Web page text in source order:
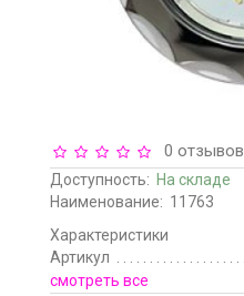
0 отзывов
Доступность: На складе
Наименование: 11763
Характеристики
Артикул
смотреть все